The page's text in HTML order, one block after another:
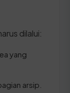
dilalui:
yang
arsip.